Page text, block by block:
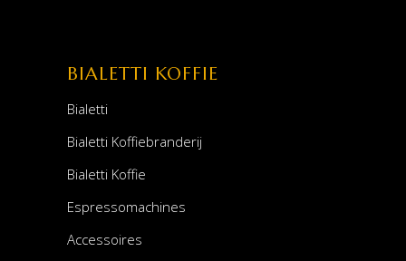
BIALETTI KOFFIE
Bialetti
Bialetti Koffiebranderij
Bialetti Koffie
Espressomachines
Accessoires